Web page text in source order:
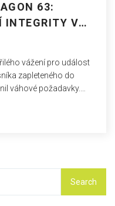
63:
INTEGRITY V
vážení pro událost
zapleteného do
váhové požadavky.
potřebu přísných